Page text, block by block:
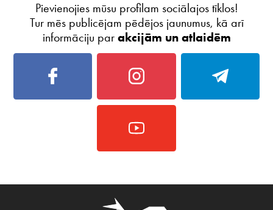
Pievienojies mūsu profilam sociālajos tīklos!
Tur mēs publicējam pēdējos jaunumus, kā arī
informāciju par akcijām un atlaidēm